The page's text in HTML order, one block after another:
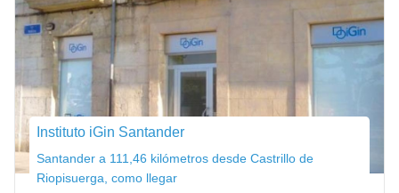
Instituto iGin Santander
Santander a 111,46 kilómetros desde Castrillo de
Riopisuerga, como llegar